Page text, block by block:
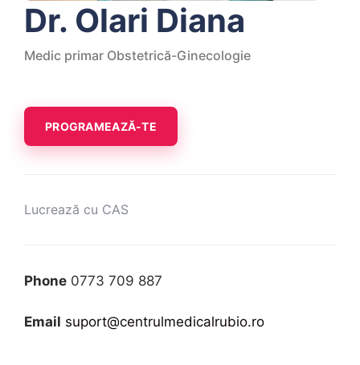
Dr. Olari Diana
Medic primar Obstetrică-Ginecologie
PROGRAMEAZĂ-TE
Lucrează cu CAS
Phone 0773 709 887
Email suport@centrulmedicalrubio.ro